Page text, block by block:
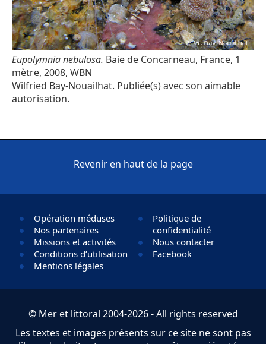
Eupolymnia nebulosa. Baie de Concarneau, France, 1
mètre, 2008, WBN
Wilfried Bay-Nouailhat. Publiée(s) avec son aimable
autorisation.
Revenir en haut de la page
Opération méduses
Nos partenaires
Missions et activités
Conditions d’utilisation
Mentions légales
Politique de
confidentialité
Nous contacter
Facebook
© Mer et littoral 2004-2026 - All rights reserved
Les textes et images présents sur ce site ne sont pas